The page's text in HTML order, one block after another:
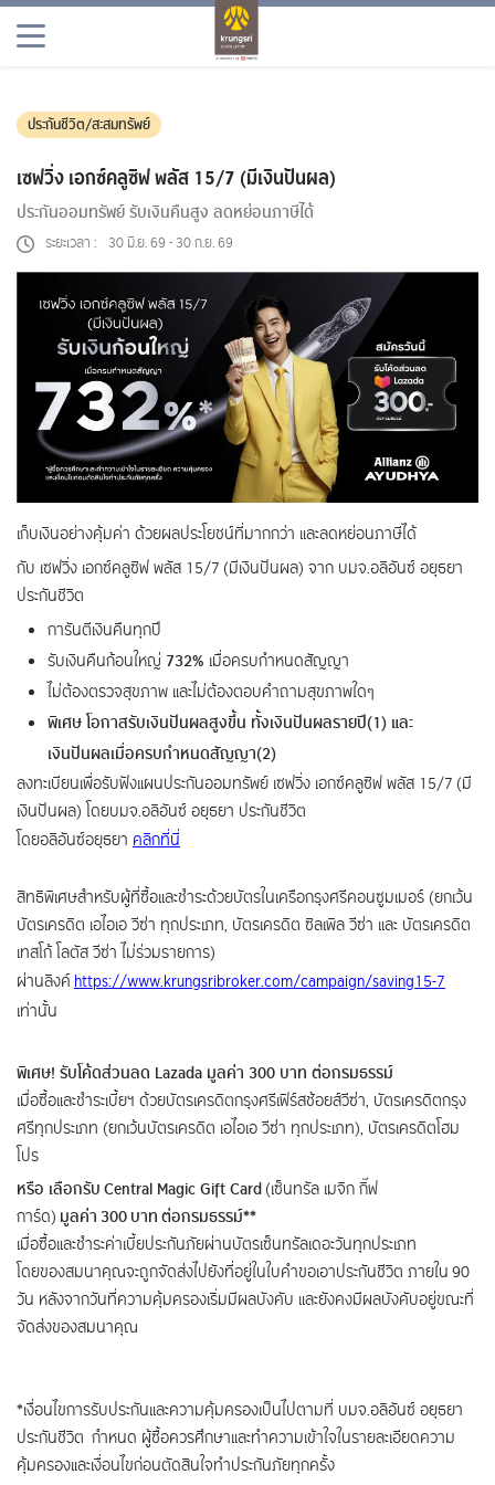
ผลิตภัณฑ์
เพลินจิต
ข่าวสารและประชาสัมพันธ์
ประกันชีวิต/สะสมทรัพย์
เซฟวิ่ง เอกซ์คลูซิฟ พลัส 15/7 (มีเงินปันผล)
ประกันออมทรัพย์ รับเงินคืนสูง ลดหย่อนภาษีได้
ระยะเวลา : 30 มิ.ย. 69 - 30 ก.ย. 69
เก็บเงินอย่างคุ้มค่า ด้วยผลประโยชน์ที่มากกว่า และลดหย่อนภาษีได้
กับ เซฟวิ่ง เอกซ์คลูซิฟ พลัส 15/7 (มีเงินปันผล) จาก บมจ.อลิอันซ์ อยุธยา
ประกันชีวิต
การันตีเงินคืนทุกปี
รับเงินคืนก้อนใหญ่ 732% เมื่อครบกำหนดสัญญา
ไม่ต้องตรวจสุขภาพ และไม่ต้องตอบคำถามสุขภาพใดๆ
พิเศษ โอกาสรับเงินปันผลสูงขึ้น ทั้งเงินปันผลรายปี(1) และ
เงินปันผลเมื่อครบกำหนดสัญญา(2)
ลงทะเบียนเพื่อรับฟังแผนประกันออมทรัพย์ เซฟวิ่ง เอกซ์คลูซิฟ พลัส 15/7 (มี
เงินปันผล) โดยบมจ.อลิอันซ์ อยุธยา ประกันชีวิต
โดยอลิอันซ์อยุธยา คลิกที่นี่
สิทธิพิเศษสำหรับผู้ที่ซื้อและชำระด้วยบัตรในเครือกรุงศรีคอนซูมเมอร์ (ยกเว้น
บัตรเครดิต เอไอเอ วีซ่า ทุกประเภท, บัตรเครดิต ซิลเพิล วีซ่า และ บัตรเครดิต
เทสโก้ โลตัส วีซ่า ไม่ร่วมรายการ)
ผ่านลิงค์https://www.krungsribroker.com/campaign/saving15-7
เท่านั้น
พิเศษ! รับโค้ดส่วนลด Lazada มูลค่า 300 บาท ต่อกรมธรรม์
เมื่อซื้อและชำระเบี้ยฯ ด้วยบัตรเครดิตกรุงศรีเฟิร์สช้อยส์วีซ่า, บัตรเครดิตกรุง
ศรีทุกประเภท (ยกเว้นบัตรเครดิต เอไอเอ วีซ่า ทุกประเภท), บัตรเครดิตโฮม
โปร
หรือ เลือกรับ Central Magic Gift Card(เซ็นทรัล เมจิก กิ๊ฟ
การ์ด) มูลค่า 300 บาท ต่อกรมธรรม์**
เมื่อซื้อและชำระค่าเบี้ยประกันภัยผ่านบัตรเซ็นทรัลเดอะวันทุกประเภท
โดยของสมนาคุณจะถูกจัดส่งไปยังที่อยู่ในใบคำขอเอาประกันชีวิต ภายใน 90
วัน หลังจากวันที่ความคุ้มครองเริ่มมีผลบังคับ และยังคงมีผลบังคับอยู่ขณะที่
จัดส่งของสมนาคุณ
*เงื่อนไขการรับประกันและความคุ้มครองเป็นไปตามที่ บมจ.อลิอันซ์ อยุธยา
ประกันชีวิต กำหนด ผู้ซื้อควรศึกษาและทำความเข้าใจในรายละเอียดความ
คุ้มครองและเงื่อนไขก่อนตัดสินใจทำประกันภัยทุกครั้ง